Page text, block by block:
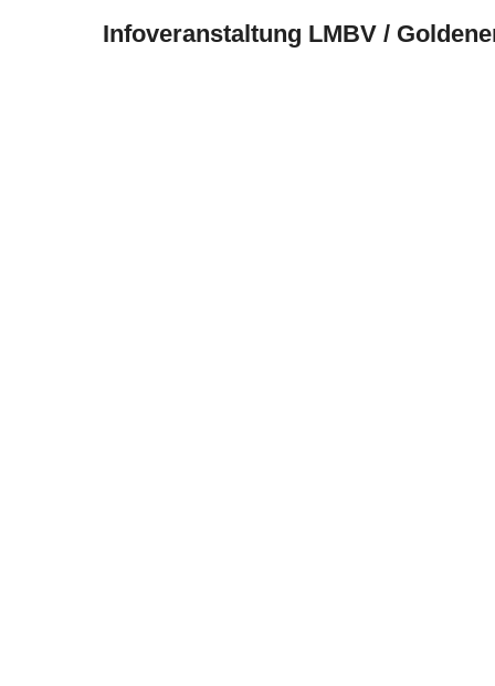
Infoveranstaltung LMBV /